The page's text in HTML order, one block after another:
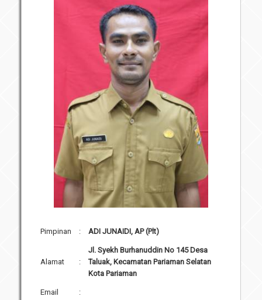
Pimpinan : ADI JUNAIDI, AP (Plt)
Alamat :
Jl. Syekh Burhanuddin No 145 Desa
Taluak, Kecamatan Pariaman Selatan
Kota Pariaman
Email :